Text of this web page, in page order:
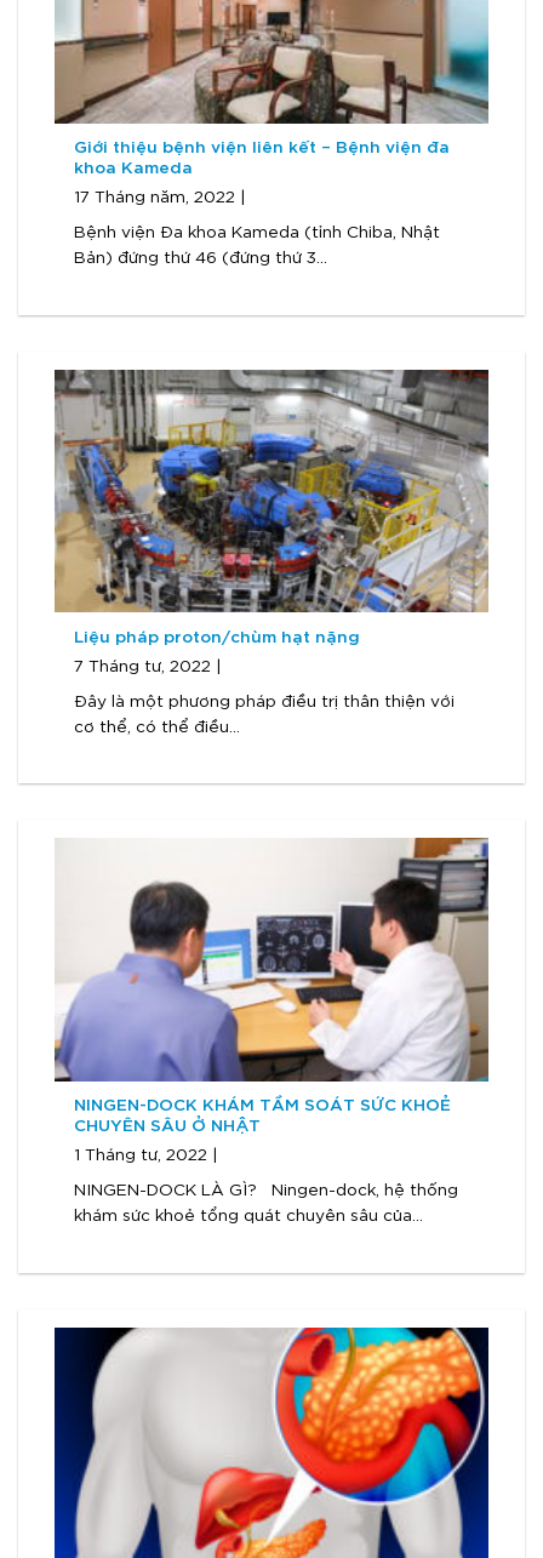
Giới thiệu bệnh viện liên kết – Bệnh viện đa
khoa Kameda
17 Tháng năm, 2022 |
Bệnh viện Đa khoa Kameda (tỉnh Chiba, Nhật
Bản) đứng thứ 46 (đứng thứ 3...
Liệu pháp proton/chùm hạt nặng
7 Tháng tư, 2022 |
Đây là một phương pháp điều trị thân thiện với
cơ thể, có thể điều...
NINGEN-DOCK KHÁM TẦM SOÁT SỨC KHOẺ
CHUYÊN SÂU Ở NHẬT
1 Tháng tư, 2022 |
NINGEN-DOCK LÀ GÌ? Ningen-dock, hệ thống
khám sức khoẻ tổng quát chuyên sâu của...